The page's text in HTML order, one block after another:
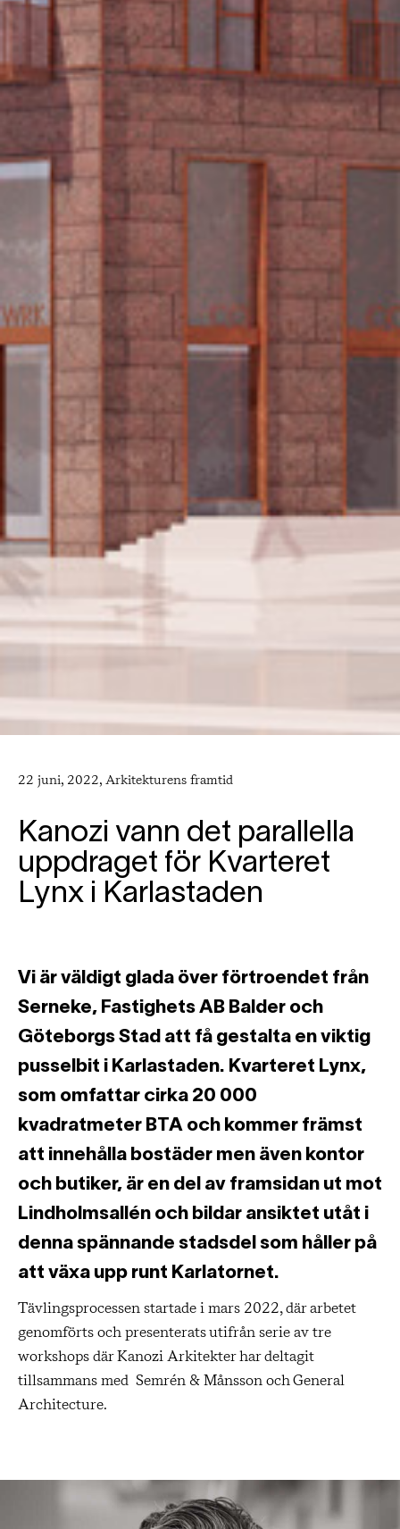
22 juni, 2022, Arkitekturens framtid
Kanozi vann det parallella
uppdraget för Kvarteret
Lynx i Karlastaden
Vi är väldigt glada över förtroendet från
Serneke, Fastighets AB Balder och
Göteborgs Stad att få gestalta en viktig
pusselbit i Karlastaden. Kvarteret Lynx,
som omfattar cirka 20 000
kvadratmeter BTA och kommer främst
att innehålla bostäder men även kontor
och butiker, är en del av framsidan ut mot
Lindholmsallén och bildar ansiktet utåt i
denna spännande stadsdel som håller på
att växa upp runt Karlatornet.
Tävlingsprocessen startade i mars 2022, där arbetet
genomförts och presenterats utifrån serie av tre
workshops där Kanozi Arkitekter har deltagit
tillsammans med Semrén & Månsson och General
Architecture.